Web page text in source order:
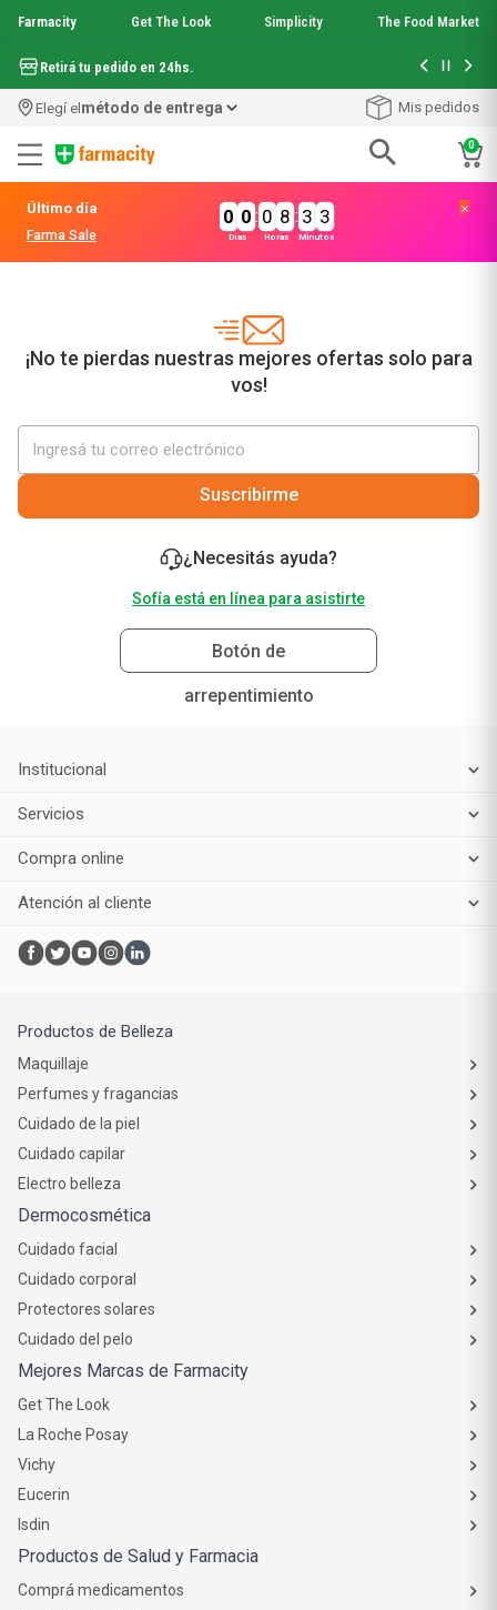
Farmacity Get The Look Simplicity The Food Market
Retirá tu pedido en 24hs. Hasta 6
Elegí elmétodo de entrega Mis pedidos
0
Último día
Farma Sale
0 0
Días
: 0 8
Horas
: 3 3
Minutos
¡No te pierdas nuestras mejores ofertas solo para
vos!
Suscribirme
¿Necesitás ayuda?
Sofía está en línea para asistirte
Botón de
arrepentimiento
Institucional
Servicios
Compra online
Atención al cliente
Productos de Belleza
Maquillaje
Perfumes y fragancias
Cuidado de la piel
Cuidado capilar
Electro belleza
Dermocosmética
Cuidado facial
Cuidado corporal
Protectores solares
Cuidado del pelo
Mejores Marcas de Farmacity
Get The Look
La Roche Posay
Vichy
Eucerin
Isdin
Productos de Salud y Farmacia
Comprá medicamentos
.garnier toque seco crema facial
. get the look
9
10. nyx